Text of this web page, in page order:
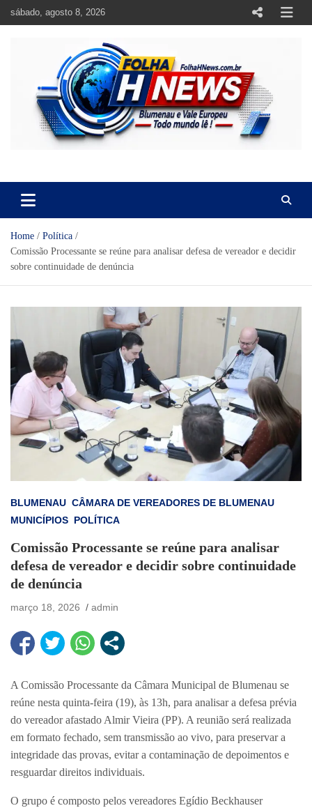
sábado, agosto 8, 2026
Home
Política
Comissão Processante se reúne para analisar defesa de vereador e decidir
sobre continuidade de denúncia
BLUMENAU CÂMARA DE VEREADORES DE BLUMENAU
MUNICÍPIOS POLÍTICA
Comissão Processante se reúne para analisar
defesa de vereador e decidir sobre continuidade
de denúncia
março 18, 2026 admin
A Comissão Processante da Câmara Municipal de Blumenau se
reúne nesta quinta-feira (19), às 13h, para analisar a defesa prévia
do vereador afastado Almir Vieira (PP). A reunião será realizada
em formato fechado, sem transmissão ao vivo, para preservar a
integridade das provas, evitar a contaminação de depoimentos e
resguardar direitos individuais.
O grupo é composto pelos vereadores Egídio Beckhauser